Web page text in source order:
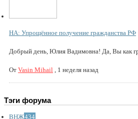
НА: Упрощённое получение гражданства РФ
Добрый день, Юлия Вадимовна! Да, Вы как
От Vasin Mihail , 1 неделя назад
Тэги форума
ВНЖ434